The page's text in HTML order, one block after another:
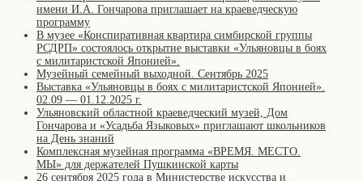
имени И.А. Гончарова приглашает на краеведческую
программу
В музее «Конспиративная квартира симбирской группы
РСДРП» состоялось открытие выставки «Ульяновцы в боях
с милитаристской Японией».
Музейный семейный выходной. Сентябрь 2025
Выставка «Ульяновцы в боях с милитаристской Японией».
02.09 — 01.12.2025 г.
Ульяновский областной краеведческий музей, Дом
Гончарова и «Усадьба Языковых» приглашают школьников
на День знаний
Комплексная музейная программа «ВРЕМЯ. МЕСТО.
МЫ» для держателей Пушкинской карты
26 сентября 2025 года в Министерстве искусства и